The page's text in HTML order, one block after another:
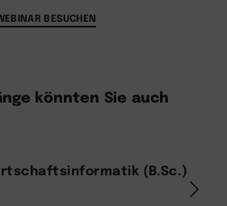
BESUCHEN
könnten Sie auch
(B.Sc.)